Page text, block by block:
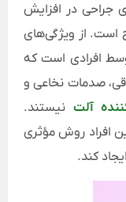
جراحی در افزایش
است. از ویژگی‌های
افرادی است که
صدمات نخاعی و
آلتنیستند.
افراد روش مؤثری
کند.